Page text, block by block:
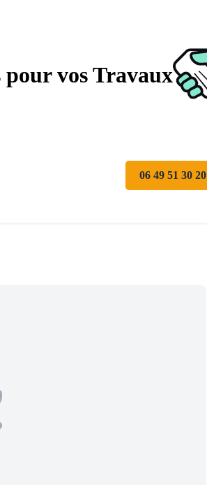
vos Travaux
06 49 51 30 20